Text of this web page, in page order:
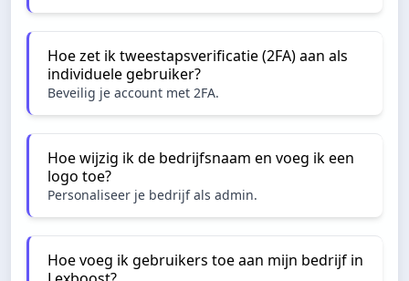
Hoe zet ik tweestapsverificatie (2FA) aan als
individuele gebruiker?
Beveilig je account met 2FA.
Hoe wijzig ik de bedrijfsnaam en voeg ik een
logo toe?
Personaliseer je bedrijf als admin.
Hoe voeg ik gebruikers toe aan mijn bedrijf in